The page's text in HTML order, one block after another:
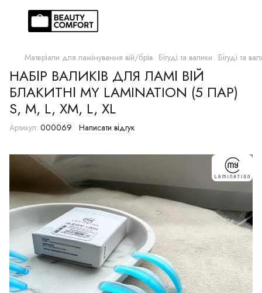
Матеріали для ламінування вій/брів Бігуді та валики Бігуді та
НАБІР ВАЛИКІВ ДЛЯ ЛАМІ ВІЙ
БЛАКИТНІ MY LAMINATION (5 ПАР)
S, M, L, XM, L, XL
Артикул: 000069 Написати відгук